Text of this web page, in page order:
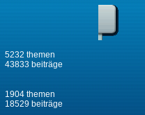
5232 themen
43833 beiträge
1904 themen
18529 beiträge